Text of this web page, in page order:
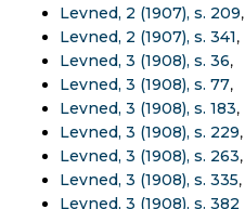
Levned, 2 (1907), s. 209,
Levned, 2 (1907), s. 341,
Levned, 3 (1908), s. 36,
Levned, 3 (1908), s. 77,
Levned, 3 (1908), s. 183,
Levned, 3 (1908), s. 229,
Levned, 3 (1908), s. 263,
Levned, 3 (1908), s. 335,
Levned, 3 (1908), s. 382